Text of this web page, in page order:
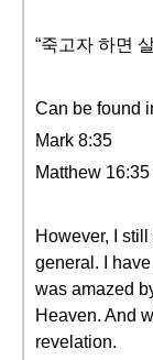
“죽고자 하면
Can be found
Mark 8:35
Matthew
However, I
general. I
was amazed
Heaven. And
revelation.